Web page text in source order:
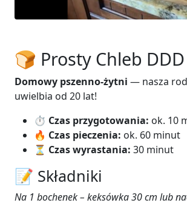
🍞 Prosty Chleb DDD
Domowy pszenno-żytni — nasza
uwielbia od 20 lat!
⏱ Czas przygotowania: ok. 10
🔥 Czas pieczenia: ok. 60 minut
⏳ Czas wyrastania: 30 minut
📝 Składniki
Na 1 bochenek – keksówka 30 cm lub